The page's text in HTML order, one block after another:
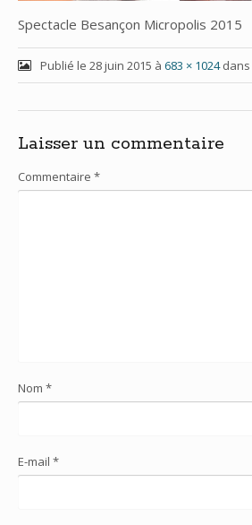
Spectacle Besançon Micropolis 2015
Publié le 28 juin 2015 à 683 × 1024dans
Laisser un commentaire
Commentaire *
Nom *
E-mail *